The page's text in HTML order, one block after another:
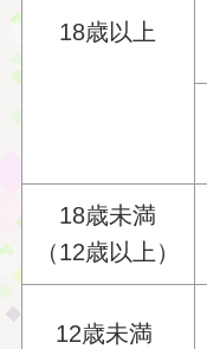
18歳以上
18歳未満
（12歳以上）
12歳未満